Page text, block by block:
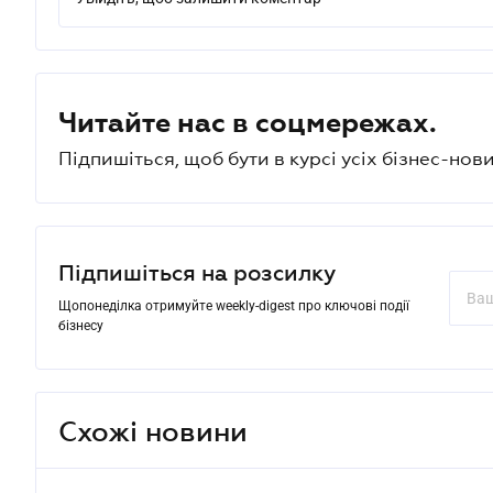
Читайте нас в соцмережах.
Підпишіться, щоб бути в курсі усіх бізнес-
Підпишіться на розсилку
Щопонеділка отримуйте weekly-digest про ключові події
бізнесу
Схожі новини